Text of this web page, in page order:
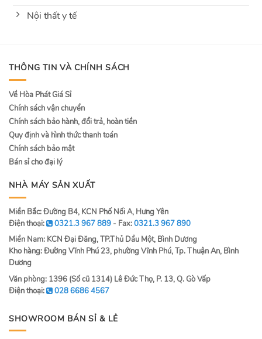
Nội thất y tế
THÔNG TIN VÀ CHÍNH SÁCH
Về Hòa Phát Giá Sỉ
Chính sách vận chuyển
Chính sách bảo hành, đổi trả, hoàn tiền
Quy định và hình thức thanh toán
Chính sách bảo mật
Bán sỉ cho đại lý
NHÀ MÁY SẢN XUẤT
Miền Bắc: Đường B4, KCN Phố Nối A, Hưng Yên
Điện thoại:
0321.3 967 889 - Fax:0321.3 967 890
Miền Nam: KCN Đại Đăng, TP.Thủ Dầu Một, Bình Dương
Kho hàng: Đường Vĩnh Phú 23, phường Vĩnh Phú, Tp. Thuận An, Bình
Dương
Văn phòng: 1396 (Số cũ 1314) Lê Đức Thọ, P. 13, Q. Gò Vấp
Điện thoại:
028 6686 4567
SHOWROOM BÁN SỈ & LẺ